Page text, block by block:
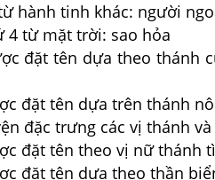
hành tinh khác: người
4 từ mặt trời: sao hỏa
đặt tên dựa theo thánh
đặt tên dựa trên thánh
đặc trưng các vị thánh
đặt tên theo vị nữ thánh
đặt tên dựa theo thần